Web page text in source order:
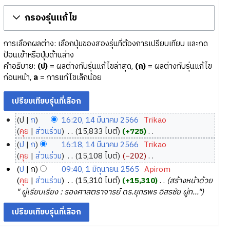
กรองรุ่นแก้ไข
การเลือกผลต่าง: เลือกปุ่มของสองรุ่นที่ต้องการเปรียบเทียบ และกด
ป้อนเข้าหรือปุ่มด้านล่าง
คำอธิบาย: (ป)= ผลต่างกับรุ่นแก้ไขล่าสุด, (ก)= ผลต่างกับรุ่นแก้ไข
ก่อนหน้า, ล= การแก้ไขเล็กน้อย
4
น
ม
5
ป ก 16:20, 14 มีนาคม 2566 Trikao
คุย ส่วนร่วม ‎ 15,833 ไบต์ +725 ‎
ไ
ม่
มี
ค
ว
ม
ย่
ป ก 16:18, 14 มีนาคม 2566 Trikao
คุย ส่วนร่วม ‎ 15,108 ไบต์ −202 ‎
ไ
ม่
มี
ค
ว
า
ถุ
น
ป ก 09:40, 1 มิถุนายน 2565 Apirom
คุย ส่วนร่วม ‎ 15,310 ไบต์ +15,310 ‎
สร้างหน้าด้วย
" ผู้เรียบเรียง : รองศาสตราจารย์ ดร.ยุทธพร อิสรชัย ผู้ท..."